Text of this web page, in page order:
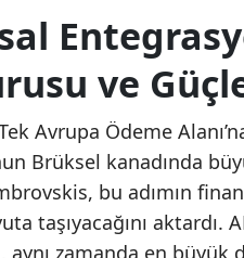
ve
Avrupa Ödeme
Brüksel kanadında
bu adımın
taşıyacağını aktardı.
aynı zamanda en büyük